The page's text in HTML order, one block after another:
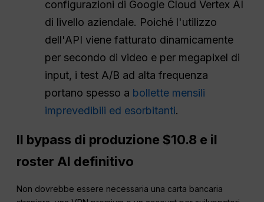
configurazioni di Google Cloud Vertex AI
di livello aziendale. Poiché l'utilizzo
dell'API viene fatturato dinamicamente
per secondo di video e per megapixel di
input, i test A/B ad alta frequenza
portano spesso a bollette mensili
imprevedibili ed esorbitanti.
Il bypass di produzione $10.8 e il
roster AI definitivo
Non dovrebbe essere necessaria una carta bancaria